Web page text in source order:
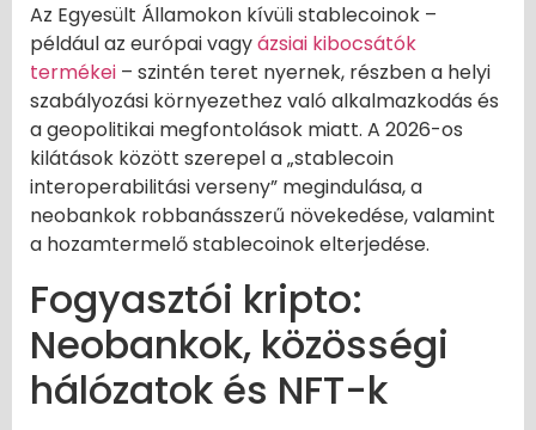
Az Egyesült Államokon kívüli stablecoinok –
például az európai vagyázsiai kibocsátók
termékei – szintén teret nyernek, részben a helyi
szabályozási környezethez való alkalmazkodás és
a geopolitikai megfontolások miatt. A 2026-os
kilátások között szerepel a „stablecoin
interoperabilitási verseny” megindulása, a
neobankok robbanásszerű növekedése, valamint
a hozamtermelő stablecoinok elterjedése.
Fogyasztói kripto:
Neobankok, közösségi
hálózatok és NFT-k